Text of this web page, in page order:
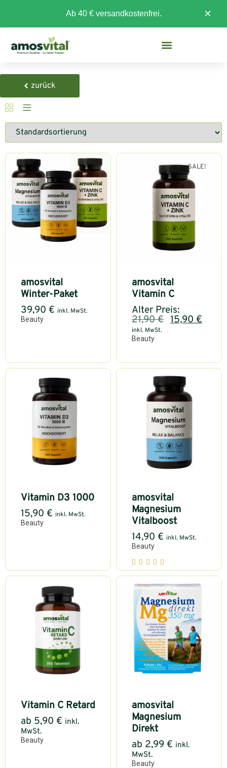
Ab 40 € versandkostenfrei. ×
zurück
Beauty
amosvital
Winter-Paket
39,90 € inkl. MwSt.
SALE!
Beauty
amosvital
Vitamin C
Alter Preis:
21,90€ 15,90 €
inkl. MwSt.
Beauty
Vitamin D3 1000
15,90 € inkl. MwSt.
Beauty
amosvital
Magnesium
Vitalboost
14,90 € inkl. MwSt.
Beauty
Vitamin C Retard
ab 5,90 € inkl.
MwSt.
Beauty
amosvital
Magnesium
Direkt
ab 2,99 € inkl.
MwSt.